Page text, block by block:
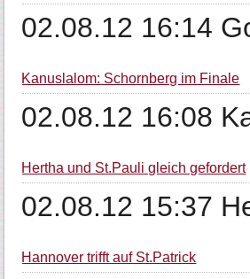
02.08.12 16:14
Kanuslalom: Schornberg im Finale
02.08.12 16:08
Hertha und St.Pauli gleich gefordert
02.08.12 15:37
Hannover trifft auf St.Patrick